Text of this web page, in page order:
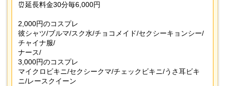
⏰延長料金30分毎6,000円
2,000円のコスプレ
彼シャツ/ブルマ/スク水/チョコメイド/セクシーキョンシー/
チャイナ服/
ナース/
3,000円のコスプレ
マイクロビキニ/セクシークマ/チェックビキニ/うさ耳ビキ
ニ/レースクイーン